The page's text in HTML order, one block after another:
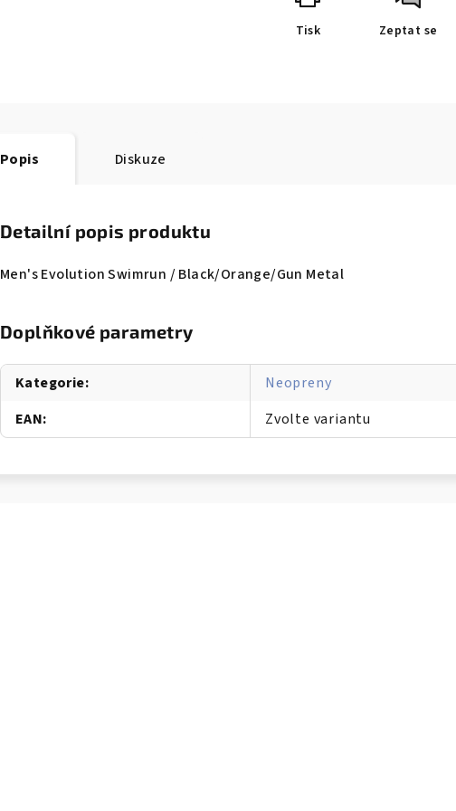
Tisk Zeptat se
Popis Diskuze
Detailní popis produktu
Men's Evolution Swimrun / Black/Orange/Gun Metal
Doplňkové parametry
Kategorie:
Neopreny
EAN: Zvolte variantu